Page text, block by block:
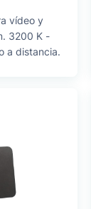
vídeo y
3200 K -
a distancia.